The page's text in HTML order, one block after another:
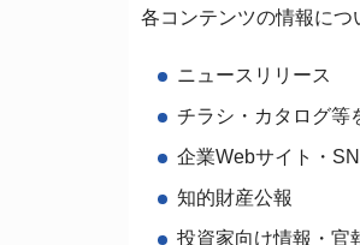
各コンテンツの情報につ
ニュースリリース
チラシ・カタログ等
企業Webサイト・
知的財産公報
投資家向け情報・官